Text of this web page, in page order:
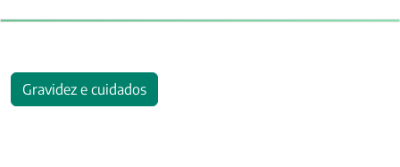
Gravidez e cuidados